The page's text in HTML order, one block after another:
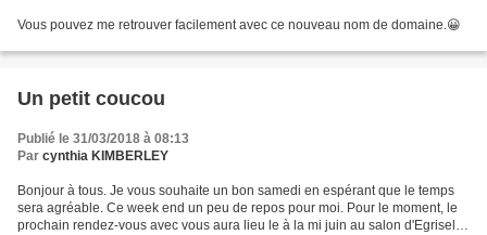
Vous pouvez me retrouver facilement avec ce nouveau nom de domaine.😀
Un petit coucou
Publié le 31/03/2018 à 08:13
Par cynthia KIMBERLEY
Bonjour à tous. Je vous souhaite un bon samedi en espérant que le temps
sera agréable. Ce week end un peu de repos pour moi. Pour le moment, le
prochain rendez-vous avec vous aura lieu le à la mi juin au salon d'Egriselle